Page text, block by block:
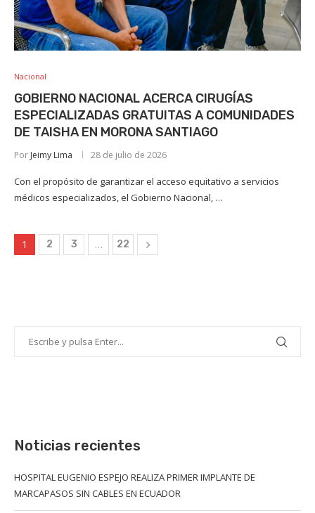
Nacional
GOBIERNO NACIONAL ACERCA CIRUGÍAS
ESPECIALIZADAS GRATUITAS A COMUNIDADES
DE TAISHA EN MORONA SANTIAGO
Por Jeimy Lima 28 de julio de 2026
Con el propósito de garantizar el acceso equitativo a servicios
médicos especializados, el Gobierno Nacional, …
1 2 3 … 22
Noticias recientes
HOSPITAL EUGENIO ESPEJO REALIZA PRIMER IMPLANTE DE
MARCAPASOS SIN CABLES EN ECUADOR